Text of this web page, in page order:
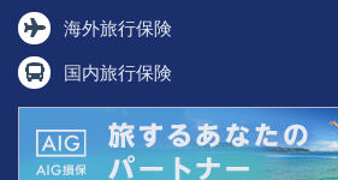
海外旅行保険
国内旅行保険